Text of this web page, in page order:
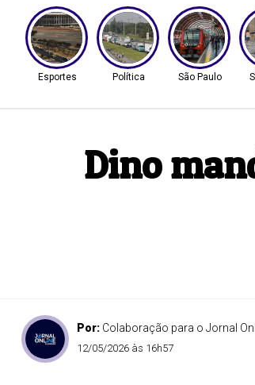
Esportes Política São Paulo
Dino
Por: Colaboração para o Jornal
12/05/2026 às 16h57